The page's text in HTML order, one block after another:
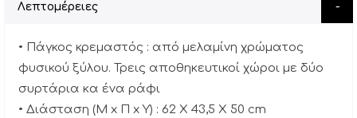
Λεπτομέρειες
• Πάγκος κρεμαστός : από μελαμίνη χρώματος
φυσικού ξύλου. Τρεις αποθηκευτικοί χώροι με δύο
συρτάρια κα ένα ράφι
• Διάσταση (Μ x Π x Υ) : 62 X 43,5 X 50 cm